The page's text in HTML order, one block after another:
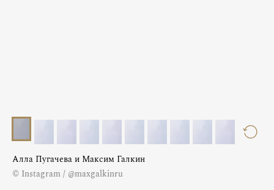
Алла Пугачева и Максим Галкин
© Instagram / @maxgalkinru